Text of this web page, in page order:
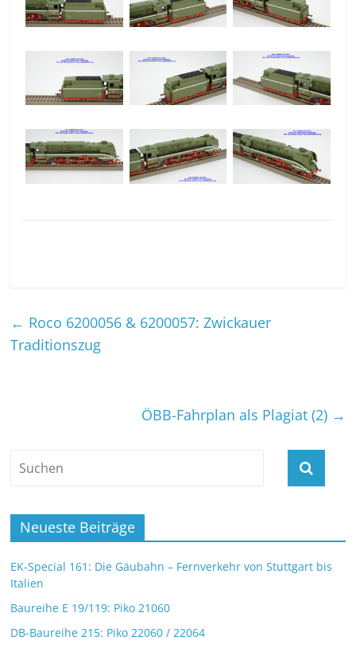
← Roco 6200056 & 6200057: Zwickauer
Traditionszug
ÖBB-Fahrplan als Plagiat (2) →
Neueste Beiträge
EK-Special 161: Die Gäubahn – Fernverkehr von Stuttgart bis
Italien
Baureihe E 19/119: Piko 21060
DB-Baureihe 215: Piko 22060 / 22064